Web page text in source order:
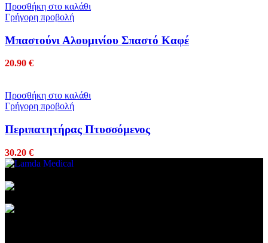
Προσθήκη στο καλάθι
Γρήγορη προβολή
Μπαστούνι Αλουμινίου Σπαστό Καφέ
20.90 €
Προσθήκη στο καλάθι
Γρήγορη προβολή
Περιπατητήρας Πτυσσόμενος
30.20 €